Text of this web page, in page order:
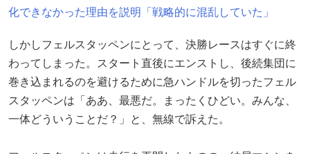
化できなかった理由を説明「戦略的に混乱していた」
しかしフェルスタッペンにとって、決勝レースはすぐに終
わってしまった。スタート直後にエンストし、後続集団に
巻き込まれるのを避けるために急ハンドルを切ったフェル
スタッペンは「ああ、最悪だ。まったくひどい。みんな、
一体どういうことだ？」と、無線で訴えた。